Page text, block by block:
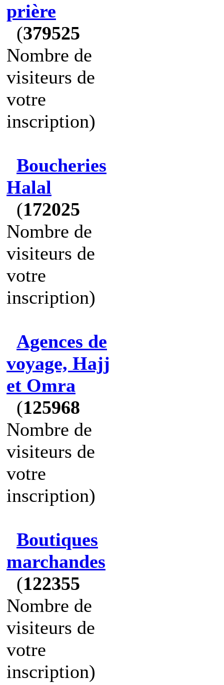
prière
(379525
Nombre de
visiteurs de
votre
inscription)
Boucheries
Halal
(172025
Nombre de
visiteurs de
votre
inscription)
Agences de
voyage, Hajj
et Omra
(125968
Nombre de
visiteurs de
votre
inscription)
Boutiques
marchandes
(122355
Nombre de
visiteurs de
votre
inscription)